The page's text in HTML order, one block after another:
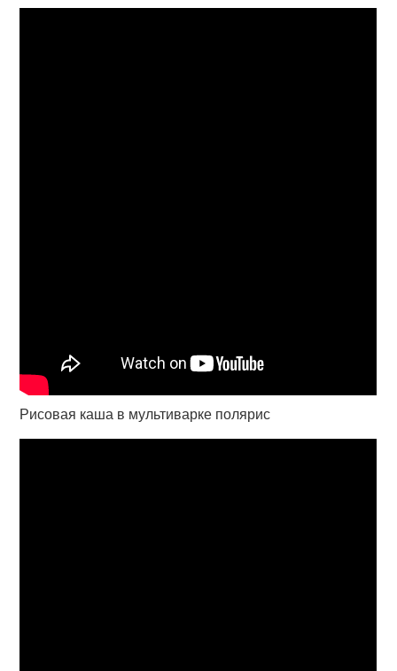
Рисовая каша в мультиварке полярис